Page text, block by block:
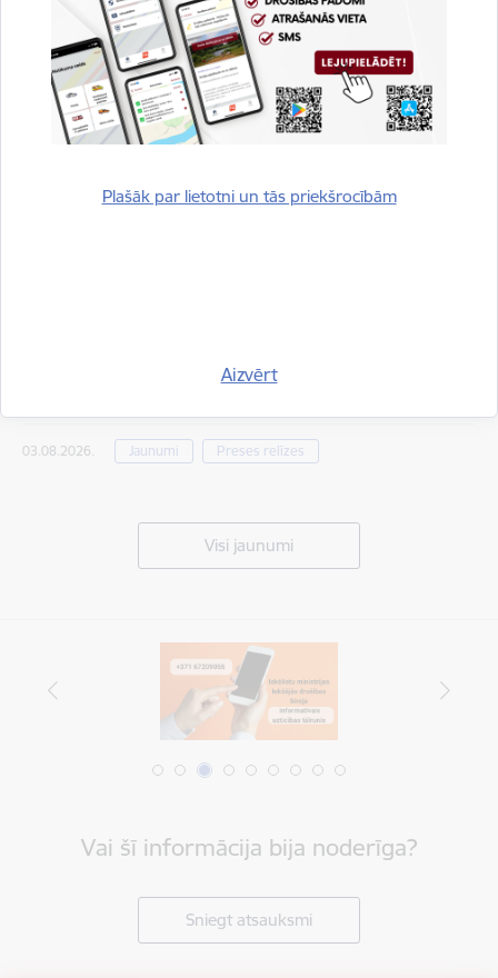
Plašāk par lietotni un tās priekšrocībām
Aizvērt
Siguldas novadā no ūdenstilpes izcelts bojā
gājis cilvēks
05.08.2026. Jaunumi Preses relīzes
03.08.2026. Jaunumi Preses relīzes
Visi jaunumi
Vai šī informācija bija noderīga?
Sniegt atsauksmi